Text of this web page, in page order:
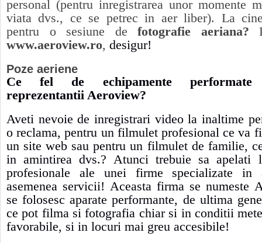
personal (pentru inregistrarea unor momente
viata dvs., ce se petrec in aer liber). La
pentru o sesiune defotografie aeriana?
www.aeroview.ro, desigur!
Poze aeriene
Ce fel de echipamente performate
reprezentantii Aeroview?
Aveti nevoie de inregistrari video la inaltime
o reclama, pentru un filmulet profesional ce va
un site web sau pentru un filmulet de familie,
in amintirea dvs.? Atunci trebuie sa apelati
profesionale ale unei firme specializate
asemenea servicii! Aceasta firma se numeste
se folosesc aparate performante, de ultima
ce pot filma si fotografia chiar si in conditii
favorabile, si in locuri mai greu accesibile!